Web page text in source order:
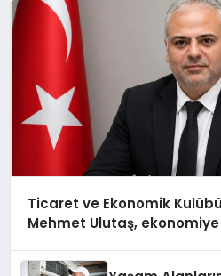
Ticaret ve Ekonomik
Mehmet Ulutaş, ekonomiye